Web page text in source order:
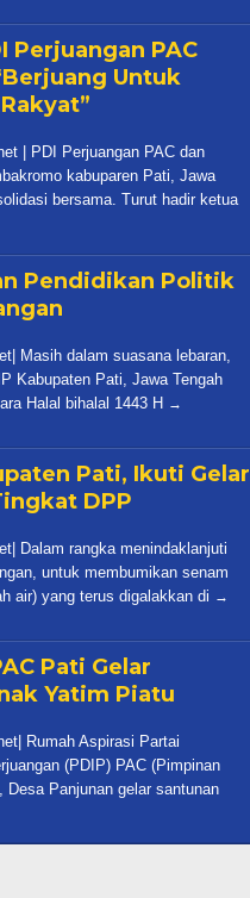
Perjuangan PAC
Untuk
| PDI Perjuangan PAC dan
kabuparen Pati, Jawa
bersama. Turut hadir ketua
Pendidikan Politik
Masih dalam suasana lebaran,
Kabupaten Pati, Jawa Tengah
Halal bihalal 1443 H
Pati, Ikuti Gelar
DPP
Dalam rangka menindaklanjuti
untuk membumikan senam
air) yang terus digalakkan di
Pati Gelar
Yatim Piatu
Rumah Aspirasi Partai
(PDIP) PAC (Pimpinan
Panjunan gelar santunan